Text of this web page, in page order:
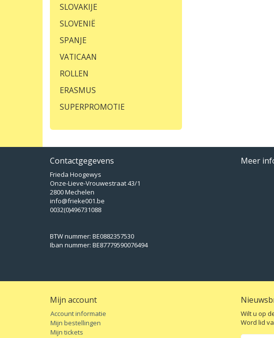
SLOVAKIJE
SLOVENIË
SPANJE
VATICAAN
ROLLEN
ERASMUS
SUPERPROMOTIE
Contactgegevens
Frieda Hoogewys
Onze-Lieve-Vrouwestraat 43/1
2800 Mechelen
info@frieke001.be
0032(0)496731088
BTW nummer: BE0882357530
Iban nummer: BE87779590076494
Meer
Mijn account
Account informatie
Mijn bestellingen
Mijn tickets
Wilt u op
Word lid